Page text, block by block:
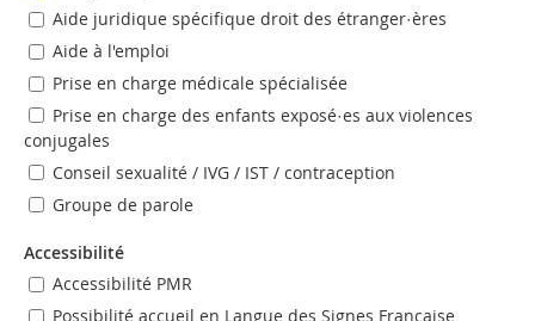
Aide juridique spécifique droit des étranger·ères
Aide à l'emploi
Prise en charge médicale spécialisée
Prise en charge des enfants exposé·es aux violences
conjugales
Conseil sexualité / IVG / IST / contraception
Groupe de parole
Accessibilité
Accessibilité PMR
Possibilité accueil en Langue des Signes Française